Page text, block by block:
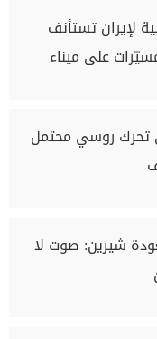
لإيران تستأنف
على ميناء
تحرك روسي محتمل
شيرين: صوت لا